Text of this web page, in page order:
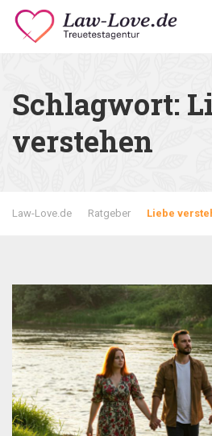
Schlagwort:
verstehen
Law-Love.de Ratgeber Liebe